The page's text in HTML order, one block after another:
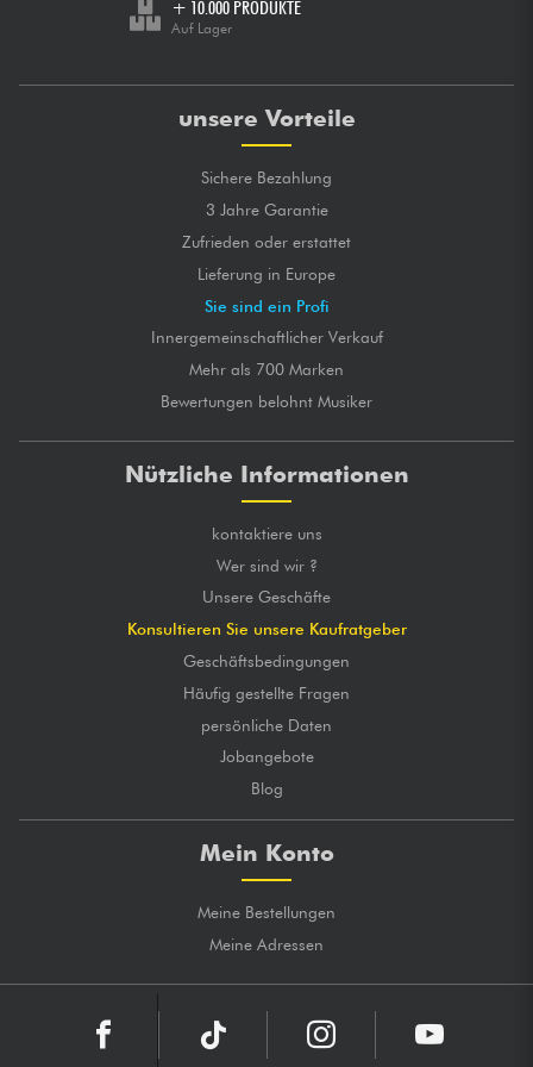
+ 10.000 PRODUKTE
Auf Lager
unsere Vorteile
Sichere Bezahlung
3 Jahre Garantie
Zufrieden oder erstattet
Lieferung in Europe
Sie sind ein Profi
Innergemeinschaftlicher Verkauf
Mehr als 700 Marken
Bewertungen belohnt Musiker
Nützliche Informationen
kontaktiere uns
Wer sind wir ?
Unsere Geschäfte
Konsultieren Sie unsere Kaufratgeber
Geschäftsbedingungen
Häufig gestellte Fragen
persönliche Daten
Jobangebote
Blog
Mein Konto
Meine Bestellungen
Meine Adressen